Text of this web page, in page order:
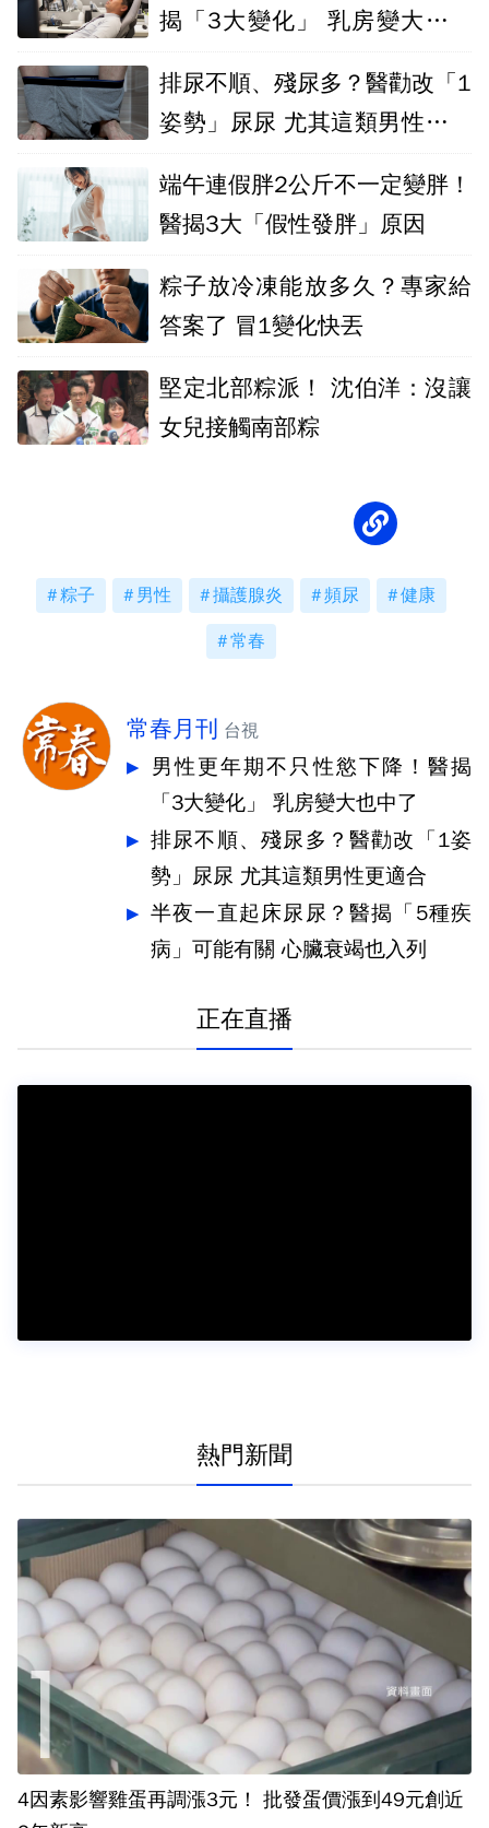
揭「3大變化」 乳房變大也中
排尿不順、殘尿多？醫勸改「1
姿勢」尿尿 尤其這類男性更適
端午連假胖2公斤不一定變胖！
醫揭3大「假性發胖」原因
粽子放冷凍能放多久？專家給
答案了 冒1變化快丟
堅定北部粽派！ 沈伯洋：沒讓
女兒接觸南部粽
粽子 男性 攝護腺炎 頻尿 健康
常春
常春月刊 台視
男性更年期不只性慾下降！醫揭
「3大變化」 乳房變大也中了
排尿不順、殘尿多？醫勸改「1姿
勢」尿尿 尤其這類男性更適合
半夜一直起床尿尿？醫揭「5種疾
病」可能有關 心臟衰竭也入列
正在直播
熱門新聞
4因素影響雞蛋再調漲3元！ 批發蛋價漲到49元創近